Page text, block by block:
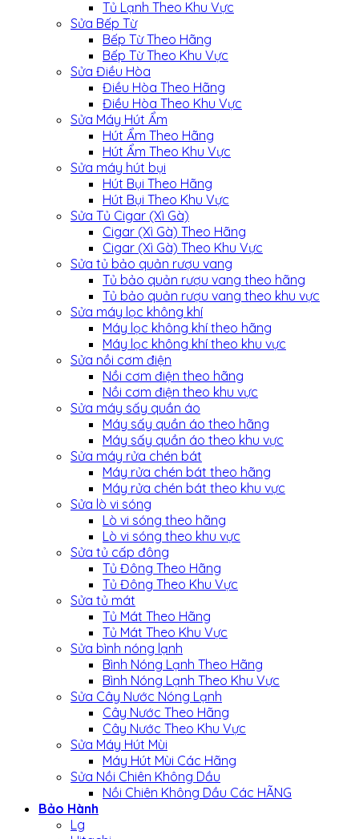
Tủ Lạnh Theo Khu Vực
Sửa Bếp Từ
Bếp Từ Theo Hãng
Bếp Từ Theo Khu Vực
Sửa Điều Hòa
Điều Hòa Theo Hãng
Điều Hòa Theo Khu Vực
Sửa Máy Hút Ẩm
Hút Ẩm Theo Hãng
Hút Ẩm Theo Khu Vực
Sửa máy hút bụi
Hút Bụi Theo Hãng
Hút Bụi Theo Khu Vực
Sửa Tủ Cigar (Xì Gà)
Cigar (Xì Gà) Theo Hãng
Cigar (Xì Gà) Theo Khu Vực
Sửa tủ bảo quản rượu vang
Tủ bảo quản rượu vang theo hãng
Tủ bảo quản rượu vang theo khu vực
Sửa máy lọc không khí
Máy lọc không khí theo hãng
Máy lọc không khí theo khu vực
Sửa nồi cơm điện
Nồi cơm điện theo hãng
Nồi cơm điện theo khu vực
Sửa máy sấy quần áo
Máy sấy quần áo theo hãng
Máy sấy quần áo theo khu vực
Sửa máy rửa chén bát
Máy rửa chén bát theo hãng
Máy rửa chén bát theo khu vực
Sửa lò vi sóng
Lò vi sóng theo hãng
Lò vi sóng theo khu vực
Sửa tủ cấp đông
Tủ Đông Theo Hãng
Tủ Đông Theo Khu Vực
Sửa tủ mát
Tủ Mát Theo Hãng
Tủ Mát Theo Khu Vực
Sửa bình nóng lạnh
Bình Nóng Lạnh Theo Hãng
Bình Nóng Lạnh Theo Khu Vực
Sửa Cây Nước Nóng Lạnh
Cây Nước Theo Hãng
Cây Nước Theo Khu Vực
Sửa Máy Hút Mùi
Máy Hút Mùi Các Hãng
Sửa Nồi Chiên Không Dầu
Nồi Chiên Không Dầu Các HÃNG
Bảo Hành
Lg